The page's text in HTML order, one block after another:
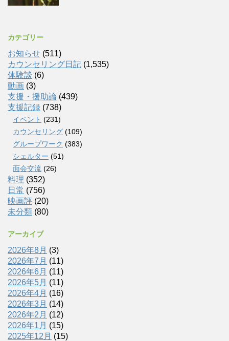
カテゴリー
お知らせ (511)
カウンセリング日記 (1,535)
体験談 (6)
動画 (3)
支援・援助論 (439)
支援記録 (738)
イベント (231)
カウンセリング (109)
グループワーク (383)
シェルター (51)
面会交流 (26)
料理 (352)
日常 (756)
映画評 (20)
未分類 (80)
アーカイブ
2026年8月 (3)
2026年7月 (11)
2026年6月 (11)
2026年5月 (11)
2026年4月 (16)
2026年3月 (14)
2026年2月 (12)
2026年1月 (15)
2025年12月 (15)